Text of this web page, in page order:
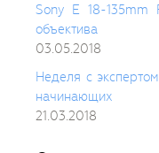
Sony E 18-135mm
объектива
03.05.2018
Неделя с
начинающих
21.03.2018